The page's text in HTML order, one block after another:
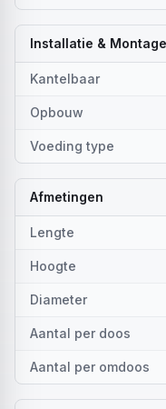
Installatie & Montage
Kantelbaar
Opbouw
Voeding type
Afmetingen
Lengte
Hoogte
Diameter
Aantal per doos
Aantal per omdoos